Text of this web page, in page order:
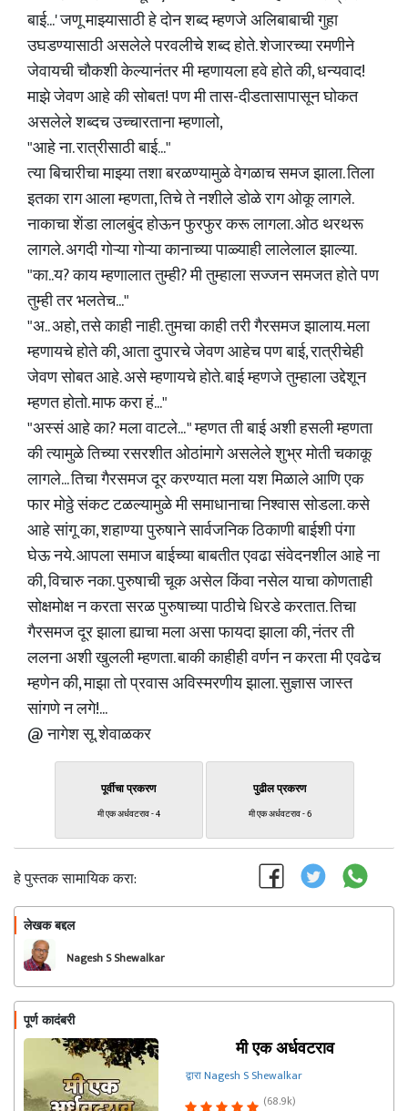
बाई...' जणू माझ्यासाठी हे दोन शब्द म्हणजे अलिबाबाची गुहा
उघडण्यासाठी असलेले परवलीचे शब्द होते. शेजारच्या रमणीने
जेवायची चौकशी केल्यानंतर मी म्हणायला हवे होते की, धन्यवाद!
माझे जेवण आहे की सोबत! पण मी तास-दीडतासापासून घोकत
असलेले शब्दच उच्चारताना म्हणालो,
"आहे ना. रात्रीसाठी बाई..."
त्या बिचारीचा माझ्या तशा बरळण्यामुळे वेगळाच समज झाला. तिला
इतका राग आला म्हणता, तिचे ते नशीले डोळे राग ओकू लागले.
नाकाचा शेंडा लालबुंद होऊन फुरफुर करू लागला. ओठ थरथरू
लागले. अगदी गोऱ्या गोऱ्या कानाच्या पाळ्याही लालेलाल झाल्या.
"का..य? काय म्हणालात तुम्ही? मी तुम्हाला सज्जन समजत होते पण
तुम्ही तर भलतेच..."
"अ.. अहो, तसे काही नाही. तुमचा काही तरी गैरसमज झालाय. मला
म्हणायचे होते की, आता दुपारचे जेवण आहेच पण बाई, रात्रीचेही
जेवण सोबत आहे. असे म्हणायचे होते. बाई म्हणजे तुम्हाला उद्देशून
म्हणत होतो. माफ करा हं..."
"अस्सं आहे का? मला वाटले... " म्हणत ती बाई अशी हसली म्हणता
की त्यामुळे तिच्या रसरशीत ओठांमागे असलेले शुभ्र मोती चकाकू
लागले... तिचा गैरसमज दूर करण्यात मला यश मिळाले आणि एक
फार मोठ्ठे संकट टळल्यामुळे मी समाधानाचा निश्वास सोडला. कसे
आहे सांगू का, शहाण्या पुरुषाने सार्वजनिक ठिकाणी बाईशी पंगा
घेऊ नये. आपला समाज बाईच्या बाबतीत एवढा संवेदनशील आहे ना
की, विचारु नका. पुरुषाची चूक असेल किंवा नसेल याचा कोणताही
सोक्षमोक्ष न करता सरळ पुरुषाच्या पाठीचे धिरडे करतात. तिचा
गैरसमज दूर झाला ह्याचा मला असा फायदा झाला की, नंतर ती
ललना अशी खुलली म्हणता. बाकी काहीही वर्णन न करता मी एवढेच
म्हणेन की, माझा तो प्रवास अविस्मरणीय झाला. सुज्ञास जास्त
सांगणे न लगे!...
@ नागेश सू. शेवाळकर
पूर्वीचा प्रकरण
मी एक अर्धवटराव - 4
पुढील प्रकरण
मी एक अर्धवटराव - 6
हे पुस्तक सामायिक करा:
लेखक बद्दल
Nagesh S Shewalkar
पूर्ण कादंबरी
मी एक अर्धवटराव
द्वारा Nagesh S Shewalkar
(68.9k)